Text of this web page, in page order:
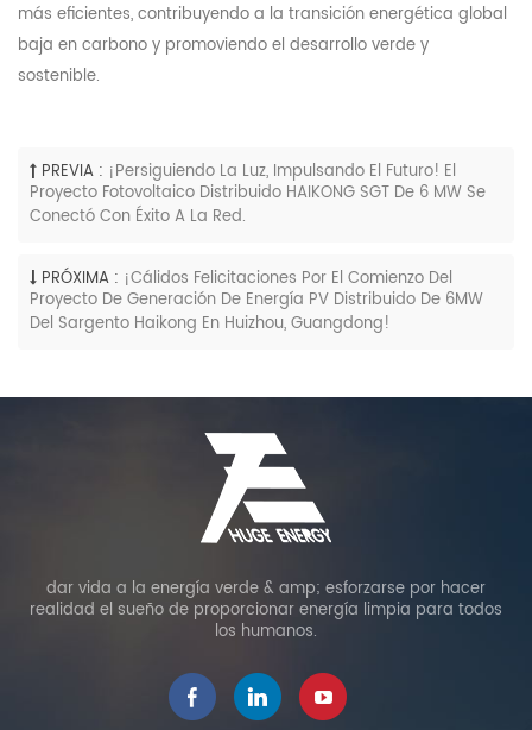
más eficientes, contribuyendo a la transición energética global
baja en carbono y promoviendo el desarrollo verde y
sostenible.
PREVIA : ¡Persiguiendo La Luz, Impulsando El Futuro! El
Proyecto Fotovoltaico Distribuido HAIKONG SGT De 6 MW Se
Conectó Con Éxito A La Red.
PRÓXIMA : ¡Cálidos Felicitaciones Por El Comienzo Del
Proyecto De Generación De Energía PV Distribuido De 6MW
Del Sargento Haikong En Huizhou, Guangdong!
dar vida a la energía verde & amp; esforzarse por hacer
realidad el sueño de proporcionar energía limpia para todos
los humanos.